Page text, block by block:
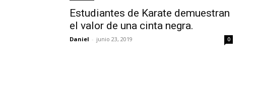
Estudiantes de Karate demuestran
el valor de una cinta negra.
Daniel - junio 23, 2019 0